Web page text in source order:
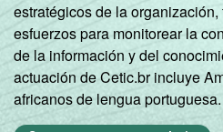
estratégicos de la
esfuerzos para monitorear la
de la información y del
actuación de Cetic.br incluye
africanos de lengua portuguesa.